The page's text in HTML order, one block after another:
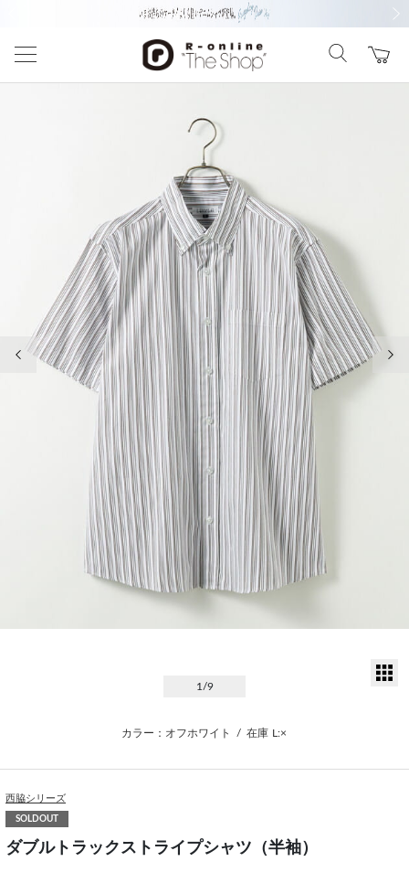
前の画像
1 /9
カラー：オフホワイト / 在庫 L:×
西脇シリーズ
SOLDOUT
ダブルトラックストライプシャツ（半袖）